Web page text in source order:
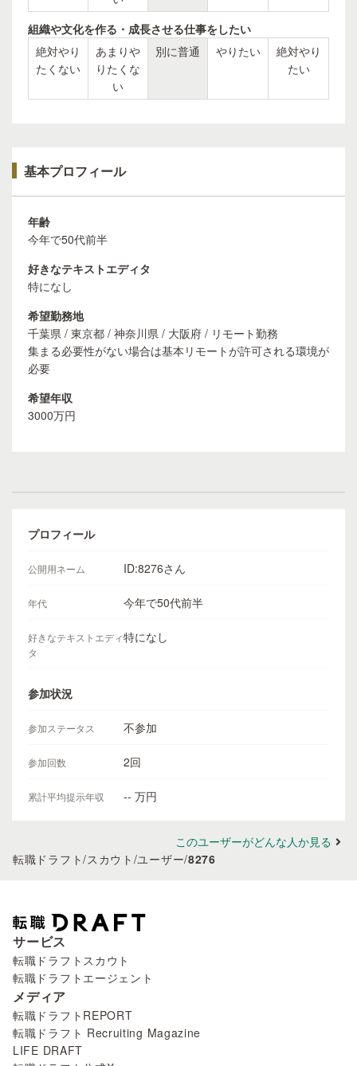
組織や文化を作る・成長させる仕事をしたい
絶対やり
たくない
あまりや
りたくな
い
別に普通 やりたい
絶対やり
たい
基本プロフィール
年齢
今年で50代前半
好きなテキストエディタ
特になし
希望勤務地
千葉県 / 東京都 / 神奈川県 / 大阪府 / リモート勤務
集まる必要性がない場合は基本リモートが許可される環境が
必要
希望年収
3000万円
プロフィール
公開用ネーム ID:8276さん
年代 今年で50代前半
好きなテキストエディ
タ
特になし
参加状況
参加ステータス 不参加
参加回数 2回
累計平均提示年収 -- 万円
このユーザーがどんな人か見る
転職ドラフト/スカウト /ユーザー/8276
サービス
転職ドラフトスカウト
転職ドラフトエージェント
メディア
転職ドラフトREPORT
転職ドラフト Recruiting Magazine
LIFE DRAFT